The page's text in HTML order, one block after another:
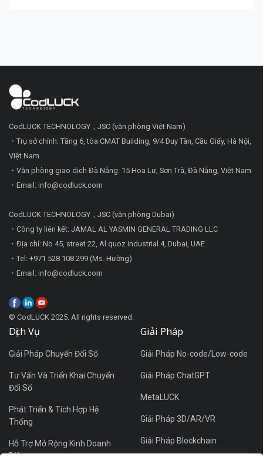
CodLUCK TECHNOLOGY ., JSC (văn phòng Việt Nam)
・Trụ sở chính: Tầng 6, tòa CMAT Building, 9/4 Duy Tân, Cầu Giấy, Hà Nội,
Việt Nam
・Văn phòng giao dịch Đà Nẵng: 15 Hoa Lư, Sơn Trà, Đà Nẵng, Việt Nam
・Email: info@codluck.com
CodLUCK TECHNOLOGY ., JSC (văn phòng Dubai)
・Công ty liên kết: JAMAL AL YASMIN GENERAL TRADING LLC
・Địa chỉ: No 45, street 22, Al quoz industrial 4, Dubai, UAE
・Tel: +971 528 108 299 (Ms. Hường)
・Email: info@codluck.com
© CodLUCK 2025. All rights reserved.
Dịch Vụ
Giải Pháp Chuyển Đổi Số
Tư Vấn Và Triển Khai Chuyển
Đổi Số
Phát Triển & Tích Hợp Hệ
Thống
Hỗ Trợ Mở Rộng Kinh Doanh
DX
Giải Pháp
Giải Pháp No-code/Low-code
Giải Pháp ChatGPT
MetaLUCK
Giải Pháp 3D/AR/VR
Giải Pháp Blockchain